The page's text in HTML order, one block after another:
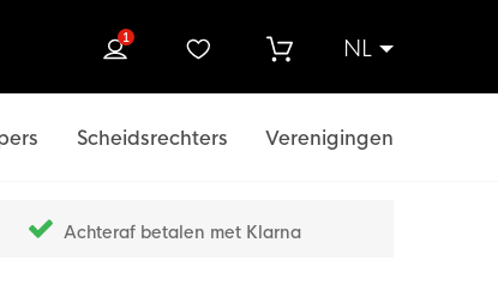
NL
1
Scheidsrechters Verenigingen
Achteraf betalen met Klarna